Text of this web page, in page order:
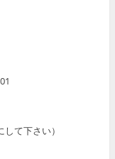
て下さい）